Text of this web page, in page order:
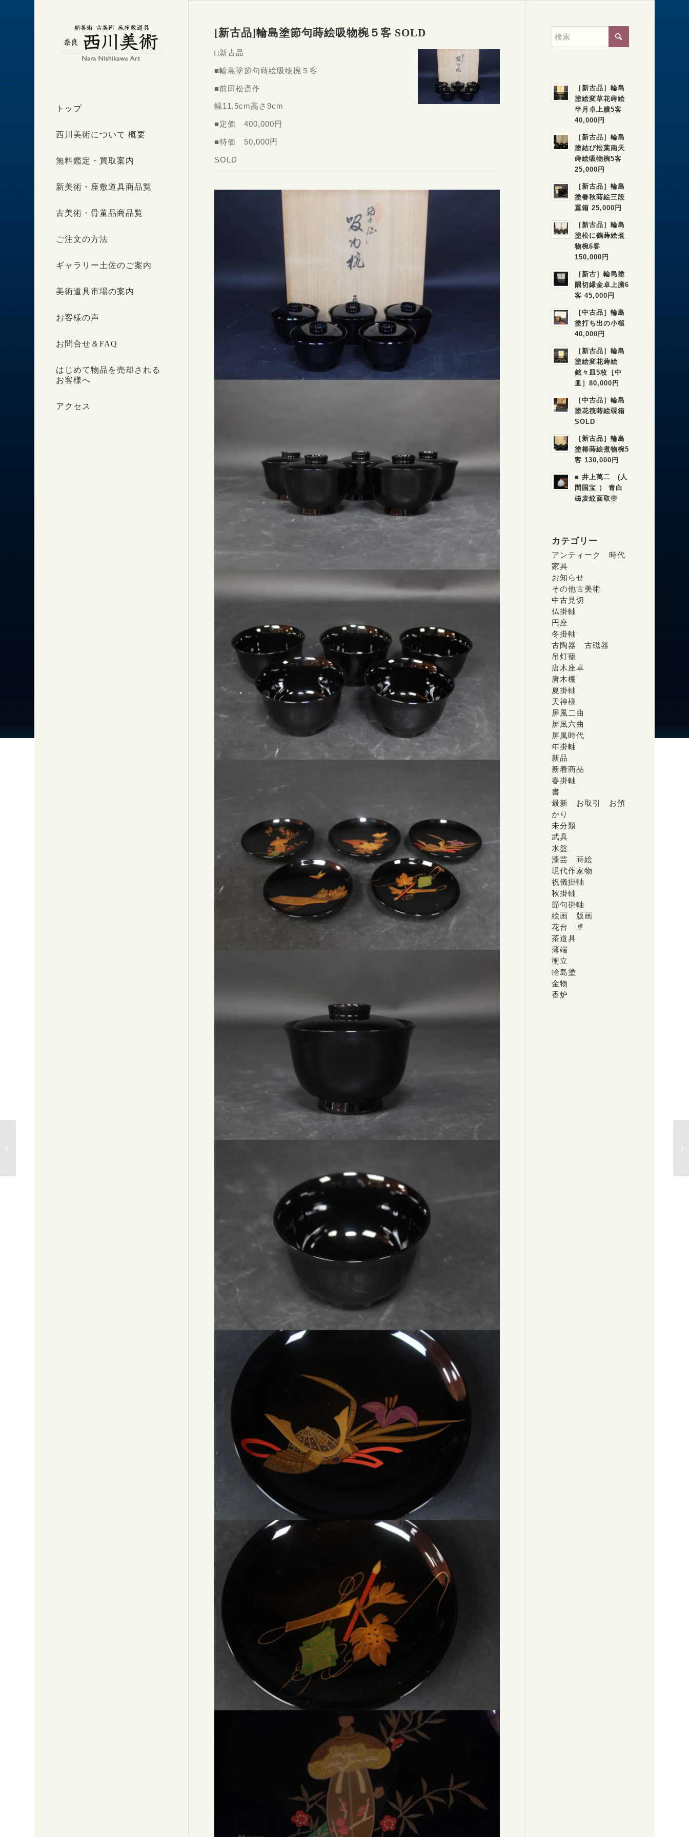
トップ
西川美術について 概要
無料鑑定・買取案内
新美術・座敷道具商品覧
古美術・骨董品商品覧
ご注文の方法
ギャラリー土佐のご案内
美術道具市場の案内
お客様の声
お問合せ＆FAQ
はじめて物品を売却される
お客様へ
アクセス
[新古品]輪島塗節句蒔絵吸物椀５客 SOLD
□新古品
■輪島塗節句蒔絵吸物椀５客
■前田松斎作
幅11,5cm高さ9cm
■定価 400,000円
■特価 50,000円
SOLD
［新古品］輪島
塗絵変草花蒔絵
半月卓上膳5客
40,000円
［新古品］輪島
塗結び松葉南天
蒔絵吸物椀5客
25,000円
［新古品］輪島
塗春秋蒔絵三段
重箱 25,000円
［新古品］輪島
塗松に鶴蒔絵煮
物椀6客
150,000円
［新古］輪島塗
隅切縁金卓上膳6
客 45,000円
［中古品］輪島
塗打ち出の小槌
40,000円
［新古品］輪島
塗絵変花蒔絵
銘々皿5枚［中
皿］80,000円
［中古品］輪島
塗花筏蒔絵硯箱
SOLD
［新古品］輪島
塗椿蒔絵煮物椀5
客 130,000円
■ 井上萬二 (人
間国宝 ） 青白
磁麦紋面取壺
カテゴリー
アンティーク 時代
家具
お知らせ
その他古美術
中古見切
仏掛軸
円座
冬掛軸
古陶器 古磁器
吊灯籠
唐木座卓
唐木棚
夏掛軸
天神様
屏風二曲
屏風六曲
屏風時代
年掛軸
新品
新着商品
春掛軸
書
最新 お取引 お預
かり
未分類
武具
水盤
漆芸 蒔絵
現代作家物
祝儀掛軸
秋掛軸
節句掛軸
絵画 版画
花台 卓
茶道具
薄端
衝立
輪島塗
金物
香炉